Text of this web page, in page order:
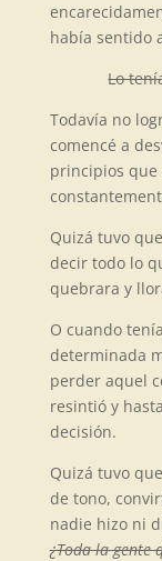
había sentido
Lo
Todavía no
comencé a
principios que
Quizá tuvo
decir todo lo
quebrara y
O cuando
determinada
perder aquel
resintió y
decisión.
Quizá tuvo
de tono,
nadie hizo ni
¿Toda la gente